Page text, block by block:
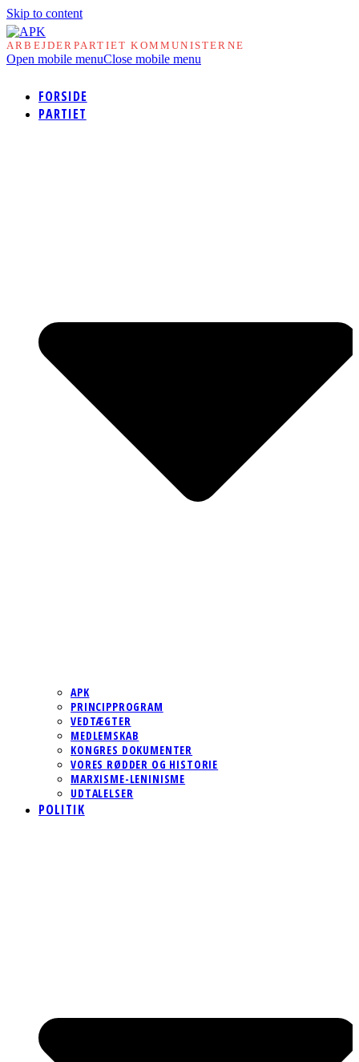
Skip to content
ARBEJDERPARTIET KOMMUNISTERNE
Open mobile menuClose mobile menu
FORSIDE
PARTIET
APK
PRINCIPPROGRAM
VEDTÆGTER
MEDLEMSKAB
KONGRES DOKUMENTER
VORES RØDDER OG HISTORIE
MARXISME-LENINISME
UDTALELSER
POLITIK